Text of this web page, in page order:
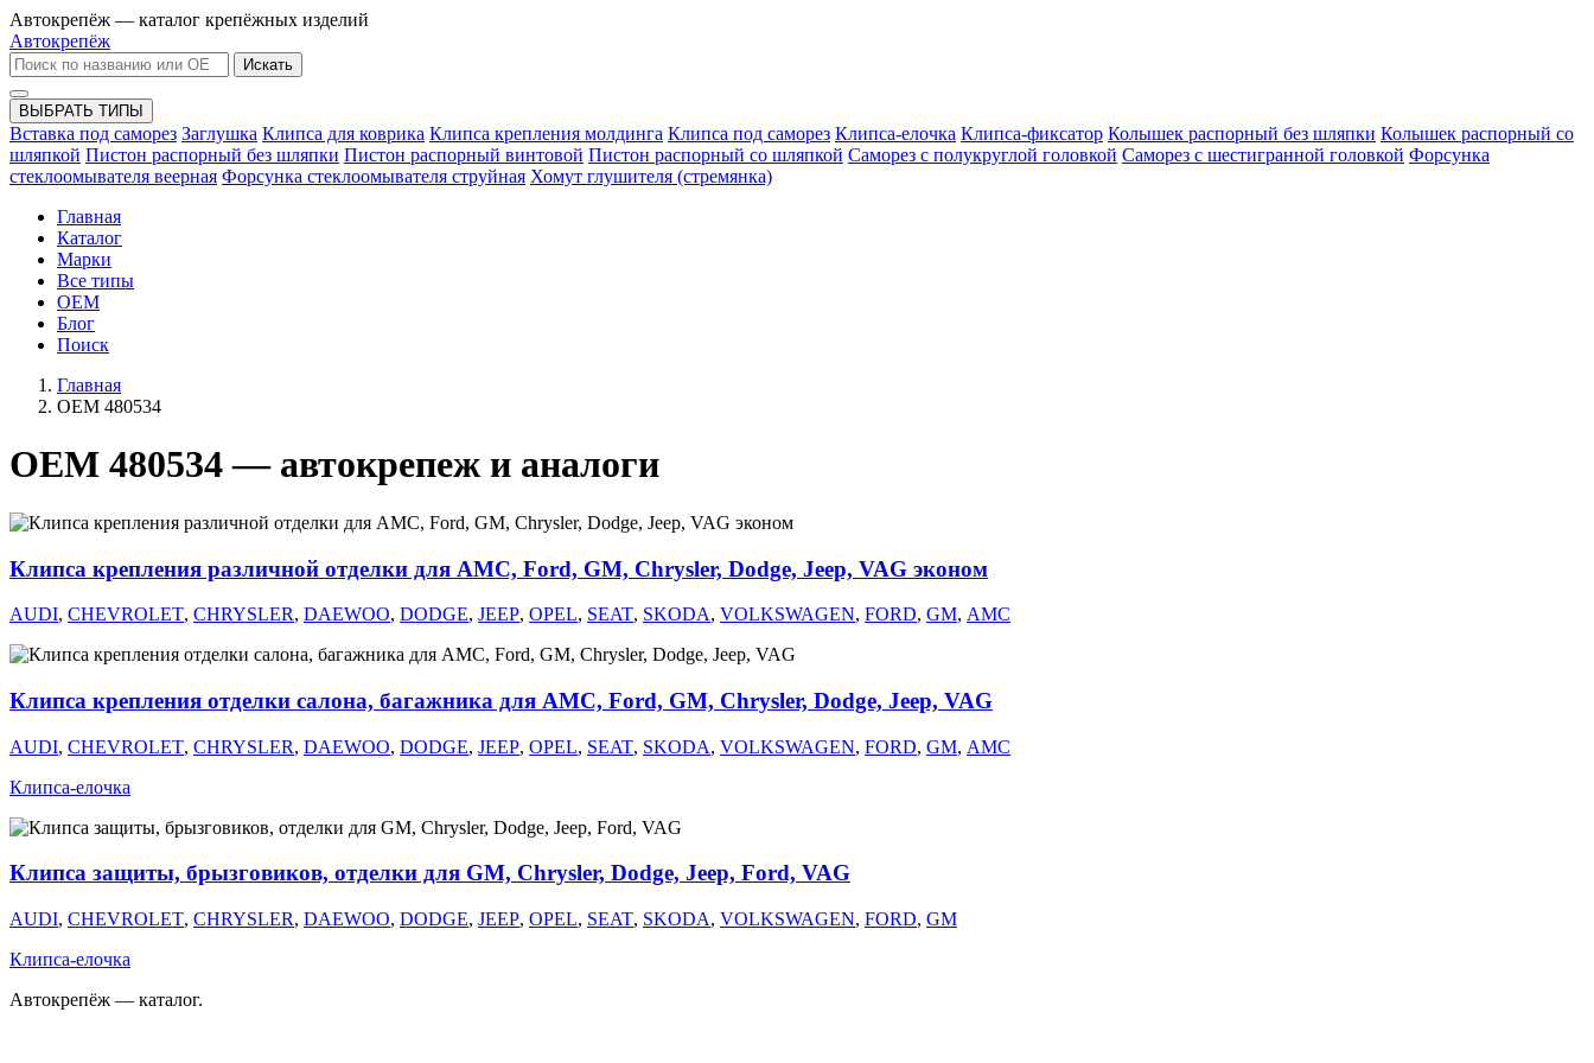
Автокрепёж — каталог крепёжных изделий
Автокрепёж
Искать
ВЫБРАТЬ ТИПЫ
Вставка под саморез Заглушка Клипса для коврика Клипса крепления молдинга Клипса под саморез Клипса-елочка Клипса-фиксатор Колышек распорный без шляпки Колышек распорный со
шляпкой Пистон распорный без шляпки Пистон распорный винтовой Пистон распорный со шляпкой Саморез с полукруглой головкой Саморез с шестигранной головкой Форсунка
стеклоомывателя веерная Форсунка стеклоомывателя струйная Хомут глушителя (стремянка)
Главная
Каталог
Марки
Все типы
OEM
Блог
Поиск
Главная
OEM 480534
OEM 480534 — автокрепеж и аналоги
Клипса крепления различной отделки для AMC, Ford, GM, Chrysler, Dodge, Jeep, VAG эконом
AUDI, CHEVROLET, CHRYSLER, DAEWOO, DODGE, JEEP, OPEL, SEAT, SKODA, VOLKSWAGEN, FORD, GM, AMC
Клипса крепления отделки салона, багажника для AMC, Ford, GM, Chrysler, Dodge, Jeep, VAG
AUDI, CHEVROLET, CHRYSLER, DAEWOO, DODGE, JEEP, OPEL, SEAT, SKODA, VOLKSWAGEN, FORD, GM, AMC
Клипса-елочка
Клипса защиты, брызговиков, отделки для GM, Chrysler, Dodge, Jeep, Ford, VAG
AUDI, CHEVROLET, CHRYSLER, DAEWOO, DODGE, JEEP, OPEL, SEAT, SKODA, VOLKSWAGEN, FORD, GM
Клипса-елочка
Автокрепёж — каталог.